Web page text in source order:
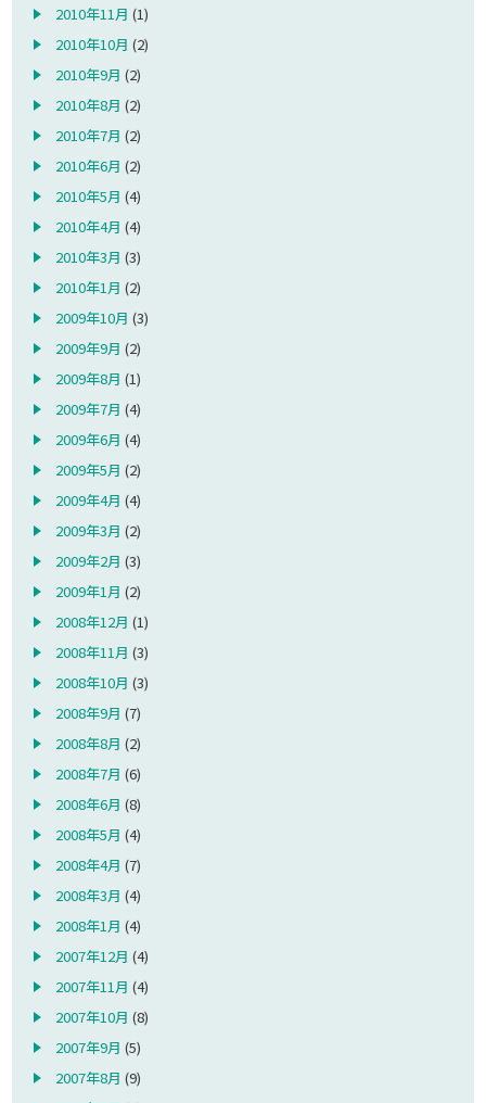
2010年11月 (1)
2010年10月 (2)
2010年9月 (2)
2010年8月 (2)
2010年7月 (2)
2010年6月 (2)
2010年5月 (4)
2010年4月 (4)
2010年3月 (3)
2010年1月 (2)
2009年10月 (3)
2009年9月 (2)
2009年8月 (1)
2009年7月 (4)
2009年6月 (4)
2009年5月 (2)
2009年4月 (4)
2009年3月 (2)
2009年2月 (3)
2009年1月 (2)
2008年12月 (1)
2008年11月 (3)
2008年10月 (3)
2008年9月 (7)
2008年8月 (2)
2008年7月 (6)
2008年6月 (8)
2008年5月 (4)
2008年4月 (7)
2008年3月 (4)
2008年1月 (4)
2007年12月 (4)
2007年11月 (4)
2007年10月 (8)
2007年9月 (5)
2007年8月 (9)